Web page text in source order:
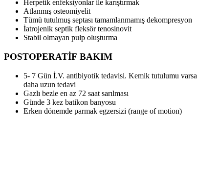
Herpetik enfeksiyonlar ile karıştırmak
Atlanmış osteomiyelit
Tümü tutulmuş septası tamamlanmamış dekompresyon
İatrojenik septik fleksör tenosinovit
Stabil olmayan pulp oluşturma
POSTOPERATİF BAKIM
5- 7 Gün İ.V. antibiyotik tedavisi. Kemik tutulumu varsa
daha uzun tedavi
Gazlı bezle en az 72 saat sarılması
Günde 3 kez batikon banyosu
Erken dönemde parmak egzersizi (range of motion)